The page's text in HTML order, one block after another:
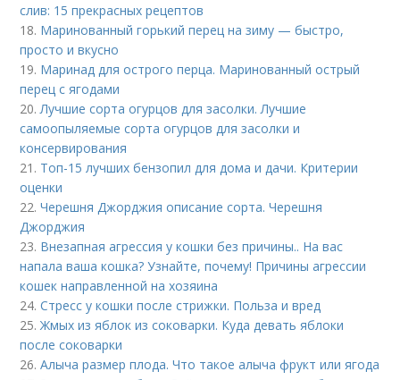
слив: 15 прекрасных рецептов
18. Маринованный горький перец на зиму — быстро,
просто и вкусно
19. Маринад для острого перца. Маринованный острый
перец с ягодами
20.Лучшие сорта огурцов для засолки. Лучшие
самоопыляемые сорта огурцов для засолки и
консервирования
21. Топ-15 лучших бензопил для дома и дачи. Критерии
оценки
22.Черешня Джорджия описание сорта. Черешня
Джорджия
23. Внезапная агрессия у кошки без причины.. На вас
напала ваша кошка? Узнайте, почему! Причины агрессии
кошек направленной на хозяина
24.Стресс у кошки после стрижки. Польза и вред
25.Жмых из яблок из соковарки. Куда девать яблоки
после соковарки
26.Алыча размер плода. Что такое алыча фрукт или ягода